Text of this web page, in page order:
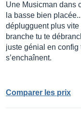
Une Musicman dans
la basse bien
déplugguent plus vite
branche tu te
juste génial en
s’enchaînent.
Comparer les prix